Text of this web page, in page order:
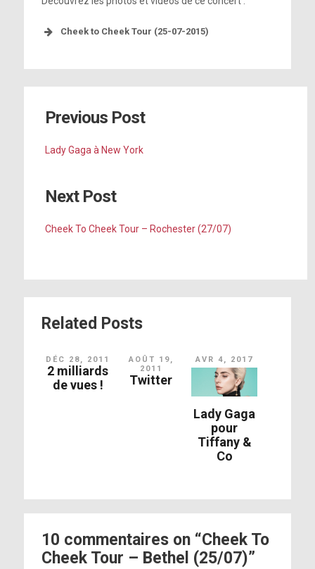
Cheek to Cheek Tour (25-07-2015)
Previous Post
Lady Gaga à New York
Next Post
Cheek To Cheek Tour – Rochester (27/07)
Related Posts
DÉC 28, 2011
2 milliards
de vues !
AOÛT 19,
2011
Twitter
AVR 4, 2017
Lady Gaga
pour
Tiffany &
Co
10 commentaires on “Cheek To
Cheek Tour – Bethel (25/07)”